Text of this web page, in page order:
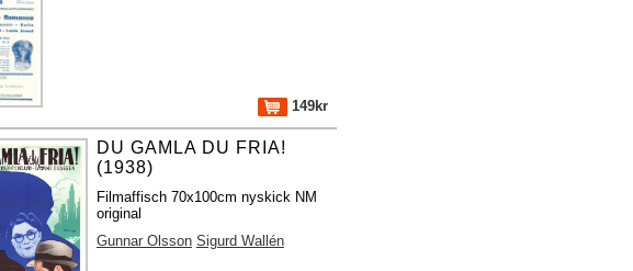
149kr
DU GAMLA DU FRIA!
(1938)
Filmaffisch 70x100cm nyskick NM
original
Gunnar Olsson Sigurd Wallén